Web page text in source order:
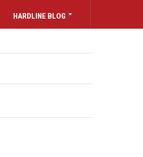
HARDLINE BLOG